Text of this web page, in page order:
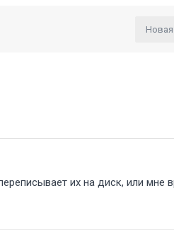
их на диск, или мне